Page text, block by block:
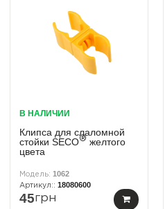
В НАЛИЧИИ
Клипса для слаломной
стойки SECO® желтого
цвета
1062
18080600
45грн